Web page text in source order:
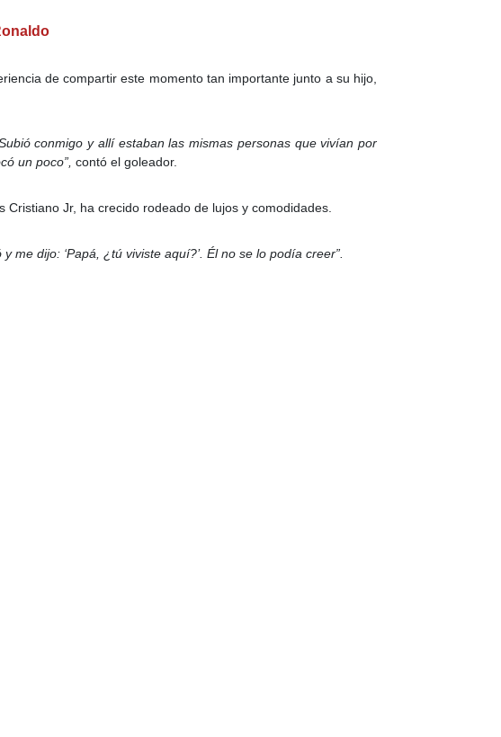
de compartir este momento tan importante junto a su hijo,
conmigo y allí estaban las mismas personas que vivían por
un poco”, contó el goleador.
Jr, ha crecido rodeado de lujos y comodidades.
dijo: ‘Papá, ¿tú viviste aquí?’. Él no se lo podía creer”.